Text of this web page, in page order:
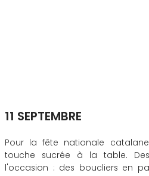
11 SEPTEMBRE
Pour la fête nationale
touche sucrée à la table.
l'occasion : des boucliers en